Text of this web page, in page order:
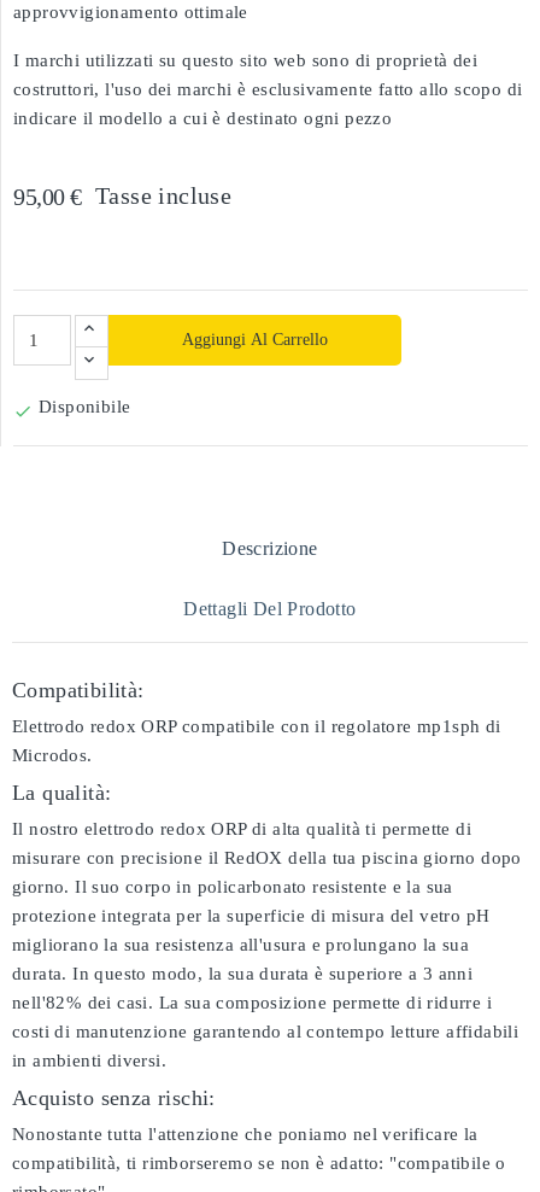
approvvigionamento ottimale
I marchi utilizzati su questo sito web sono di proprietà dei
costruttori, l'uso dei marchi è esclusivamente fatto allo scopo di
indicare il modello a cui è destinato ogni pezzo
95,00 € Tasse incluse
Aggiungi Al Carrello
 Disponibile
Descrizione
Dettagli Del Prodotto
Compatibilità:
Elettrodo redox ORP compatibile con il regolatore mp1sph di
Microdos.
La qualità:
Il nostro elettrodo redox ORP di alta qualità ti permette di
misurare con precisione il RedOX della tua piscina giorno dopo
giorno. Il suo corpo in policarbonato resistente e la sua
protezione integrata per la superficie di misura del vetro pH
migliorano la sua resistenza all'usura e prolungano la sua
durata. In questo modo, la sua durata è superiore a 3 anni
nell'82% dei casi. La sua composizione permette di ridurre i
costi di manutenzione garantendo al contempo letture affidabili
in ambienti diversi.
Acquisto senza rischi:
Nonostante tutta l'attenzione che poniamo nel verificare la
compatibilità, ti rimborseremo se non è adatto: "compatibile o